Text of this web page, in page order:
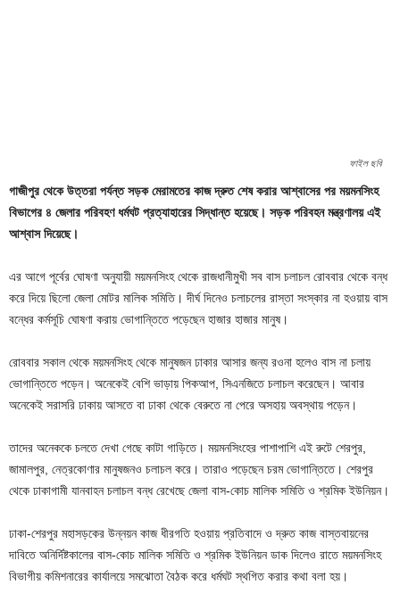
ফাইল ছবি
গাজীপুর থেকে উত্তরা পর্যন্ত সড়ক মেরামতের কাজ দ্রুত শেষ করার আশ্বাসের পর ময়মনসিংহ
বিভাগের ৪ জেলার পরিবহণ ধর্মঘট প্রত্যাহারের সিদ্ধান্ত হয়েছে। সড়ক পরিবহন মন্ত্রণালয় এই
আশ্বাস দিয়েছে।
এর আগে পূর্বের ঘোষণা অনুযায়ী ময়মনসিংহ থেকে রাজধানীমুখী সব বাস চলাচল রোববার থেকে বন্ধ
করে দিয়ে ছিলো জেলা মোটর মালিক সমিতি। দীর্ঘ দিনেও চলাচলের রাস্তা সংস্কার না হওয়ায় বাস
বন্ধের কর্মসূচি ঘোষণা করায় ভোগান্তিতে পড়েছেন হাজার হাজার মানুষ।
রোববার সকাল থেকে ময়মনসিংহ থেকে মানুষজন ঢাকার আসার জন্য রওনা হলেও বাস না চলায়
ভোগান্তিতে পড়েন। অনেকেই বেশি ভাড়ায় পিকআপ, সিএনজিতে চলাচল করেছেন। আবার
অনেকেই সরাসরি ঢাকায় আসতে বা ঢাকা থেকে বেরুতে না পেরে অসহায় অবস্থায় পড়েন।
তাদের অনেককে চলতে দেখা গেছে কাটা গাড়িতে। ময়মনসিংহের পাশাপাশি এই রুটে শেরপুর,
জামালপুর, নেত্রকোণার মানুষজনও চলাচল করে। তারাও পড়েছেন চরম ভোগান্তিতে। শেরপুর
থেকে ঢাকাগামী যানবাহন চলাচল বন্ধ রেখেছে জেলা বাস-কোচ মালিক সমিতি ও শ্রমিক ইউনিয়ন।
ঢাকা-শেরপুর মহাসড়কের উন্নয়ন কাজ ধীরগতি হওয়ায় প্রতিবাদে ও দ্রুত কাজ বাস্তবায়নের
দাবিতে অনির্দিষ্টকালের বাস-কোচ মালিক সমিতি ও শ্রমিক ইউনিয়ন ডাক দিলেও রাতে ময়মনসিংহ
বিভাগীয় কমিশনারের কার্যালয়ে সমঝোতা বৈঠক করে ধর্মঘট স্থগিত করার কথা বলা হয়।